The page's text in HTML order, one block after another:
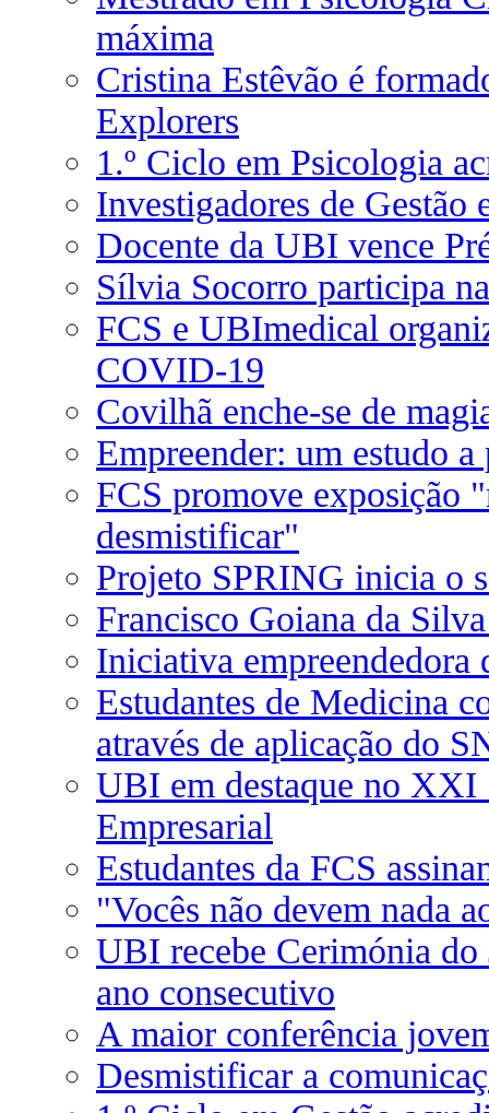
máxima
Cristina Estêvão é
Explorers
1.º Ciclo em Psicologia
Investigadores de Gestão
Docente da UBI vence
Sílvia Socorro participa
FCS e UBImedical
COVID-19
Covilhã enche-se de
Empreender: um estudo
FCS promove exposição
desmistificar"
Projeto SPRING inicia o
Francisco Goiana da
Iniciativa empreendedora
Estudantes de Medicina
através de aplicação do
UBI em destaque no XXI
Empresarial
Estudantes da FCS
"Vocês não devem nada
UBI recebe Cerimónia do
ano consecutivo
A maior conferência
Desmistificar a